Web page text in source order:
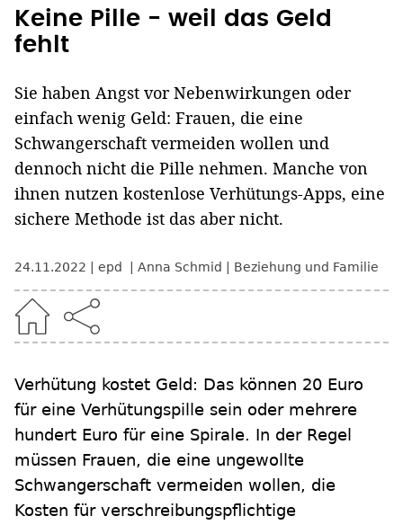
Keine Pille - weil das Geld
fehlt
Sie haben Angst vor Nebenwirkungen oder
einfach wenig Geld: Frauen, die eine
Schwangerschaft vermeiden wollen und
dennoch nicht die Pille nehmen. Manche von
ihnen nutzen kostenlose Verhütungs-Apps, eine
sichere Methode ist das aber nicht.
24.11.2022 epd Anna Schmid Beziehung und Familie
Verhütung kostet Geld: Das können 20 Euro
für eine Verhütungspille sein oder mehrere
hundert Euro für eine Spirale. In der Regel
müssen Frauen, die eine ungewollte
Schwangerschaft vermeiden wollen, die
Kosten für verschreibungspflichtige